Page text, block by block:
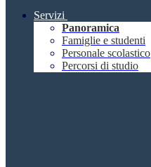
Servizi
Panoramica
Famiglie e studenti
Personale scolastico
Percorsi di studio